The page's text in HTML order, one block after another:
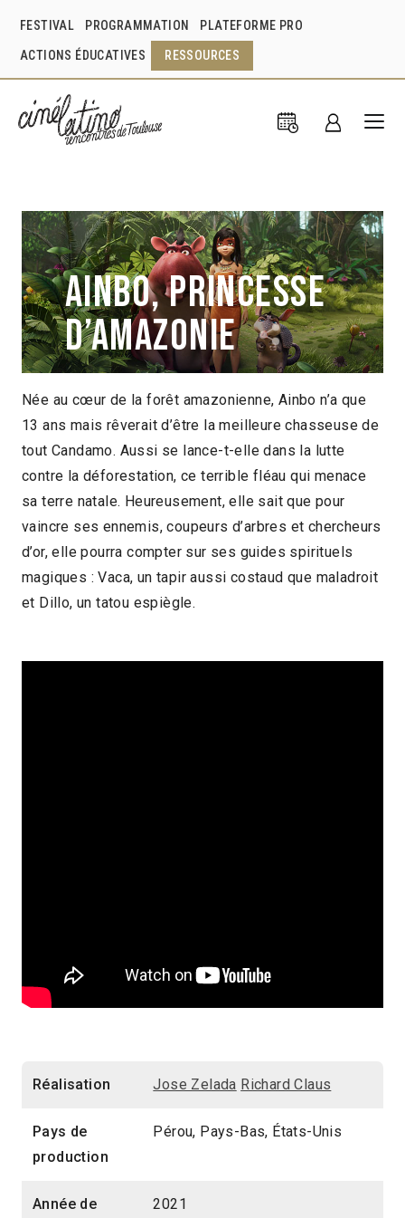
FESTIVAL PROGRAMMATION PLATEFORME PRO
ACTIONS ÉDUCATIVES RESSOURCES
Ainbo, princesse
d’Amazonie
Jose Zelada Richard Claus Pérou
2021
2022 > Jeune public
2022 > Reprises
Née au cœur de la forêt amazonienne, Ainbo n’a que
13 ans mais rêverait d’être la meilleure chasseuse de
tout Candamo. Aussi se lance-t-elle dans la lutte
contre la déforestation, ce terrible fléau qui menace
sa terre natale. Heureusement, elle sait que pour
vaincre ses ennemis, coupeurs d’arbres et chercheurs
d’or, elle pourra compter sur ses guides spirituels
magiques : Vaca, un tapir aussi costaud que maladroit
et Dillo, un tatou espiègle.
Réalisation Jose Zelada Richard Claus
Pays de
production
Pérou, Pays-Bas, États-Unis
Année de
2021